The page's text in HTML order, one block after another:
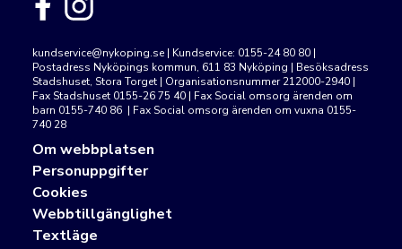
kundservice@nykoping.se | Kundservice: 0155-24 80 80 |
Postadress Nyköpings kommun, 611 83 Nyköping | Besöksadress
Stadshuset, Stora Torget | Organisationsnummer 212000-2940 |
Fax Stadshuset 0155-26 75 40 | Fax Social omsorg ärenden om
barn 0155-740 86 | Fax Social omsorg ärenden om vuxna 0155-
740 28
Om webbplatsen
Personuppgifter
Cookies
Webbtillgänglighet
Textläge